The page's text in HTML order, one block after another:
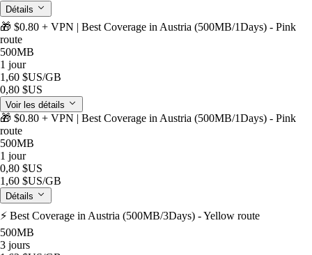
Détails
🎁 $0.80 + VPN | Best Coverage in Austria (500MB/1Days) - Pink
route
500MB
1 jour
1,60 $US/GB
0,80 $US
Voir les détails
🎁 $0.80 + VPN | Best Coverage in Austria (500MB/1Days) - Pink
route
500MB
1 jour
0,80 $US
1,60 $US/GB
Détails
⚡️ Best Coverage in Austria (500MB/3Days) - Yellow route
500MB
3 jours